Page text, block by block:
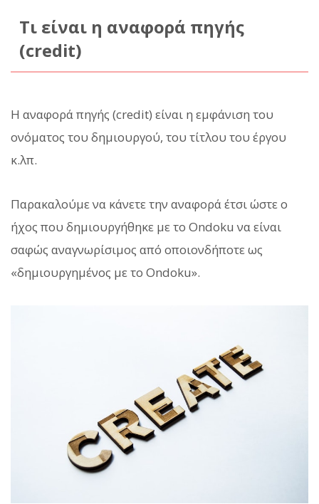
Τι είναι η αναφορά πηγής
(credit)
Η αναφορά πηγής (credit) είναι η εμφάνιση του
ονόματος του δημιουργού, του τίτλου του έργου
κ.λπ.
Παρακαλούμε να κάνετε την αναφορά έτσι ώστε ο
ήχος που δημιουργήθηκε με το Ondoku να είναι
σαφώς αναγνωρίσιμος από οποιονδήποτε ως
«δημιουργημένος με το Ondoku».